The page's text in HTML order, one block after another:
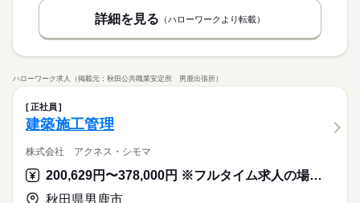
詳細を見る （ハローワークより転載）
ハローワーク求人（掲載元：秋田公共職業安定所 男鹿出張所）
正社員
建築施工管理
株式会社 アクネス・シモマ
200,629円〜378,000円 ※フルタイム求人の場合は月額（換算額）、パート求人の場合は時間額を表示しています。
秋田県男鹿市